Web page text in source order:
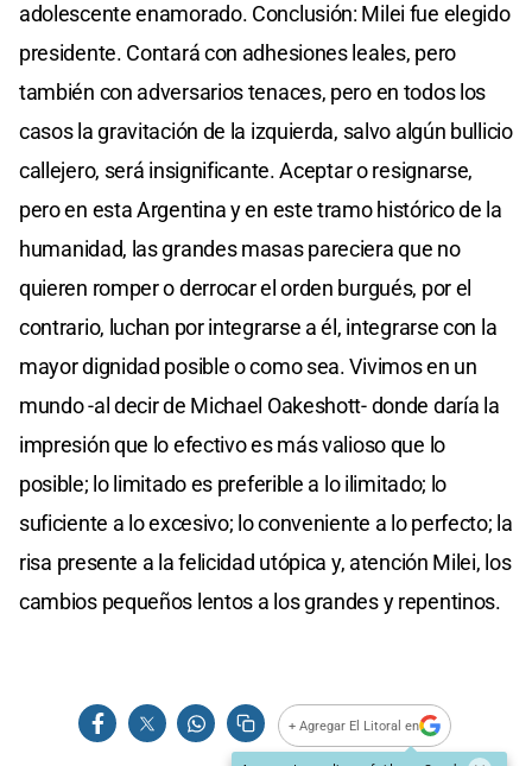
adolescente enamorado. Conclusión: Milei fue elegido
presidente. Contará con adhesiones leales, pero
también con adversarios tenaces, pero en todos los
casos la gravitación de la izquierda, salvo algún bullicio
callejero, será insignificante. Aceptar o resignarse,
pero en esta Argentina y en este tramo histórico de la
humanidad, las grandes masas pareciera que no
quieren romper o derrocar el orden burgués, por el
contrario, luchan por integrarse a él, integrarse con la
mayor dignidad posible o como sea. Vivimos en un
mundo -al decir de Michael Oakeshott- donde daría la
impresión que lo efectivo es más valioso que lo
posible; lo limitado es preferible a lo ilimitado; lo
suficiente a lo excesivo; lo conveniente a lo perfecto; la
risa presente a la felicidad utópica y, atención Milei, los
cambios pequeños lentos a los grandes y repentinos.
+ Agregar El Litoral en